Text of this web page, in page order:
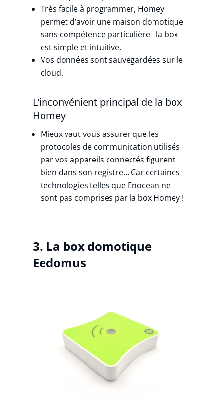
Très facile à programmer, Homey
permet d’avoir une maison domotique
sans compétence particulière : la box
est simple et intuitive.
Vos données sont sauvegardées sur le
cloud.
L’inconvénient principal de la box
Homey
Mieux vaut vous assurer que les
protocoles de communication utilisés
par vos appareils connectés figurent
bien dans son registre… Car certaines
technologies telles que Enocean ne
sont pas comprises par la box Homey !
3. La box domotique
Eedomus